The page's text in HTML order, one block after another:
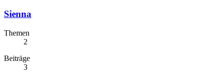
Sienna
Themen
2
Beiträge
3